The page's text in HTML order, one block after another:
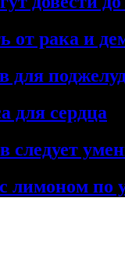
от рака и
для
для сердца
следует
лимоном по